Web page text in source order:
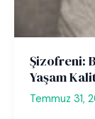
Şizofreni:
Yaşam
Temmuz 31,